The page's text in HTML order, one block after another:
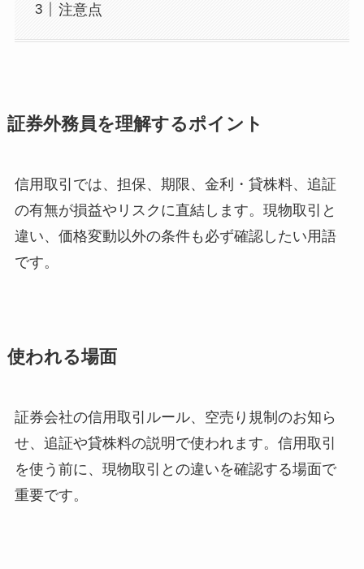
注意点
証券外務員を理解するポイント
信用取引では、担保、期限、金利・貸株料、追証
の有無が損益やリスクに直結します。現物取引と
違い、価格変動以外の条件も必ず確認したい用語
です。
使われる場面
証券会社の信用取引ルール、空売り規制のお知ら
せ、追証や貸株料の説明で使われます。信用取引
を使う前に、現物取引との違いを確認する場面で
重要です。